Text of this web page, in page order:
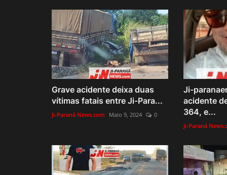
Grave acidente deixa duas
vítimas fatais entre Ji-Para...
Ji-Paraná News.com Maio 9, 2024 0
Ji-
acidente
364, e...
Ji-Paraná